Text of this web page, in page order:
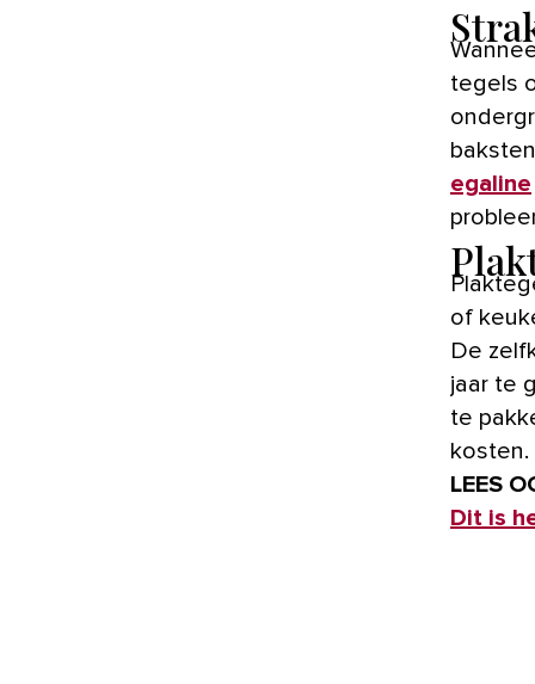
Wanneer je met plaktegels aan de slag gaat, kun je de oude
tegels
egaline
of
De
jaar te
te
kosten.
LEES
Dit is